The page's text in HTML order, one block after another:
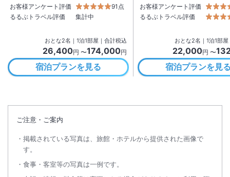
お客様アンケート評価
91点
るるぶトラベル評価
集計中
おとな2名 ｜ 1泊1部屋｜合計税込
26,400円 〜174,000円
宿泊プランを見る
お客様アンケート評価
るるぶトラベル評価
おとな2名 ｜ 1泊1部屋
22,000円 〜
宿泊プランを見
ご注意・ご案内
掲載されている写真は、旅館・ホテルから提供された画像で
す。
食事・客室等の写真は一例です。